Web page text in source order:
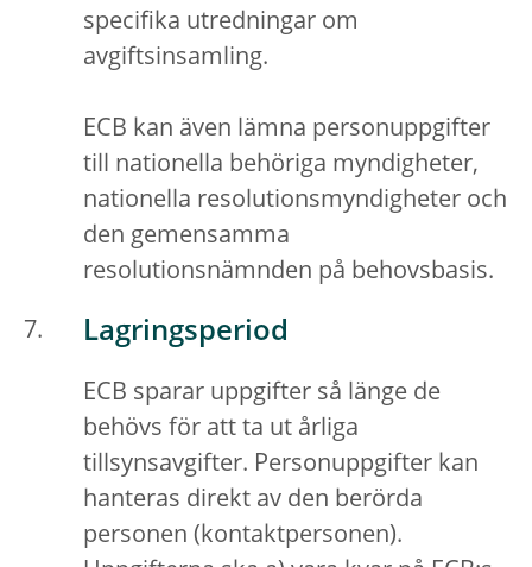
specifika utredningar om
avgiftsinsamling.
ECB kan även lämna personuppgifter
till nationella behöriga myndigheter,
nationella resolutionsmyndigheter och
den gemensamma
resolutionsnämnden på behovsbasis.
Lagringsperiod
ECB sparar uppgifter så länge de
behövs för att ta ut årliga
tillsynsavgifter. Personuppgifter kan
hanteras direkt av den berörda
personen (kontaktpersonen).